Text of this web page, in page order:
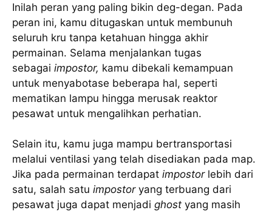
Inilah peran yang paling bikin deg-degan. Pada
peran ini, kamu ditugaskan untuk membunuh
seluruh kru tanpa ketahuan hingga akhir
permainan. Selama menjalankan tugas
sebagai impostor, kamu dibekali kemampuan
untuk menyabotase beberapa hal, seperti
mematikan lampu hingga merusak reaktor
pesawat untuk mengalihkan perhatian.
Selain itu, kamu juga mampu bertransportasi
melalui ventilasi yang telah disediakan pada map.
Jika pada permainan terdapat impostorlebih dari
satu, salah satu impostoryang terbuang dari
pesawat juga dapat menjadi ghost yang masih